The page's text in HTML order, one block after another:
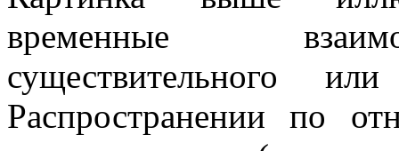
временные
существительного
Распространении по